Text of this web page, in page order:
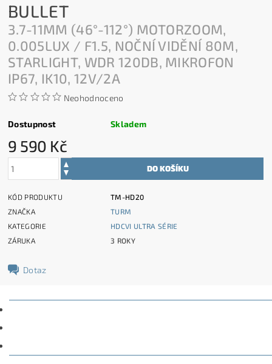
BULLET
3.7-11MM (46°-112°) MOTORZOOM,
0.005LUX / F1.5, NOČNÍ VIDĚNÍ 80M,
STARLIGHT, WDR 120DB, MIKROFON
IP67, IK10, 12V/2A
Neohodnoceno
Dostupnost Skladem
9 590 Kč
KÓD PRODUKTU
TM-HD20
ZNAČKA
TURM
KATEGORIE
HDCVI ULTRA SÉRIE
ZÁRUKA
3 ROKY
Dotaz